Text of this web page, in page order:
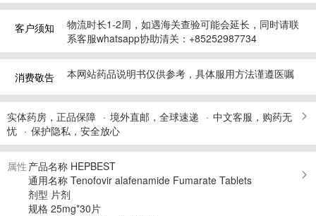
客户须知
物流时长1-2周，如遇海关查验可能会延长，同时请联
系客服whatsapp协助清关：+85252987734
消费敬告 本网站药品说明书仅供参考，具体服用方法谨遵医嘱
实体药房，正品保障 境外直邮，全球速递
中文客服，购药无
忧
保护隐私，安全放心
属性 产品名称 HEPBEST
通用名称 Tenofovir alafenamide Fumarate Tablets
剂型 片剂
规格 25mg*30片